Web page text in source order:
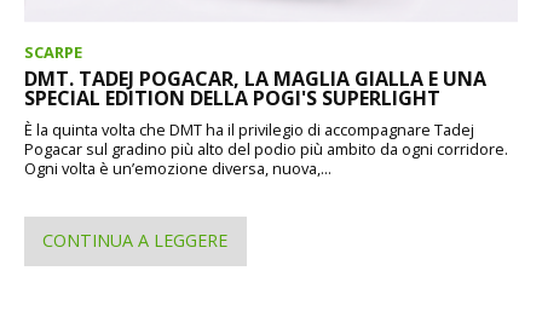
SCARPE
DMT. TADEJ POGACAR, LA MAGLIA GIALLA E UNA
SPECIAL EDITION DELLA POGI'S SUPERLIGHT
È la quinta volta che DMT ha il privilegio di accompagnare Tadej
Pogacar sul gradino più alto del podio più ambito da ogni corridore.
Ogni volta è un’emozione diversa, nuova,...
CONTINUA A LEGGERE